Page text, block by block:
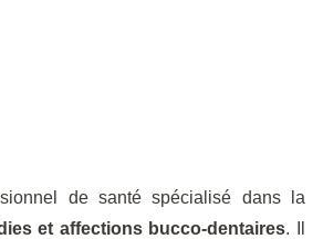
de santé spécialisé dans la
et affections bucco-dentaires. Il